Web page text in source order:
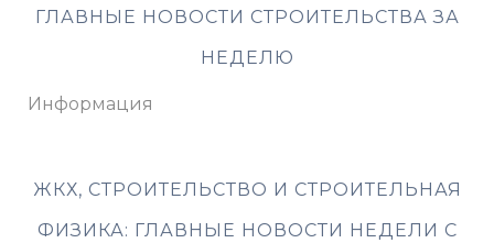
ГЛАВНЫЕ НОВОСТИ СТРОИТЕЛЬСТВА ЗА
НЕДЕЛЮ
Информация
ЖКХ, СТРОИТЕЛЬСТВО И СТРОИТЕЛЬНАЯ
ФИЗИКА: ГЛАВНЫЕ НОВОСТИ НЕДЕЛИ С